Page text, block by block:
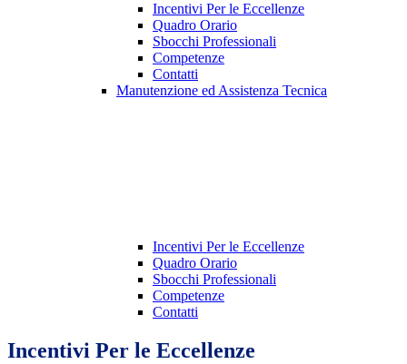
Incentivi Per le Eccellenze
Quadro Orario
Sbocchi Professionali
Competenze
Contatti
Manutenzione ed Assistenza Tecnica
Incentivi Per le Eccellenze
Quadro Orario
Sbocchi Professionali
Competenze
Contatti
Incentivi Per le Eccellenze